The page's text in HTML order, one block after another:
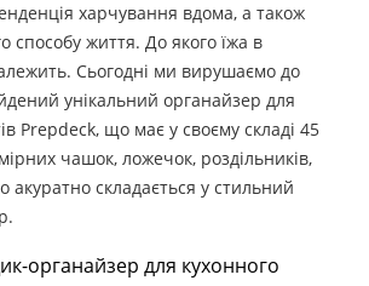
харчування вдома, а також
способу життя. До якого їжа в
Сьогодні ми вирушаємо до
унікальний органайзер для
Prepdeck, що має у своєму складі 45
чашок, ложечок, роздільників,
складається у стильний